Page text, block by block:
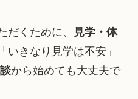
だくために、
見学・体
いきなり見学は不安」
から始めても大丈夫で